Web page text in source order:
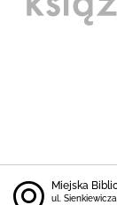
Miejska
ul.